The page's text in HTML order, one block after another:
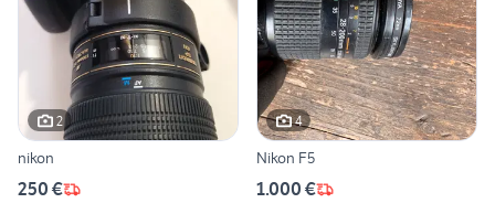
2
nikon
250 €
4
Nikon F5
1.000 €